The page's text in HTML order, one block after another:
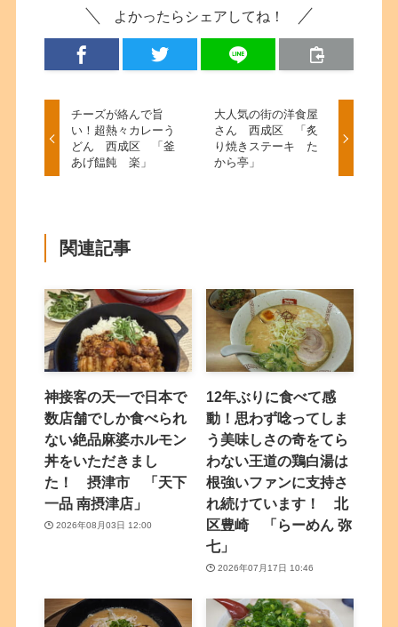
よかったらシェアしてね！
チーズが絡んで旨
い！超熱々カレーう
どん 西成区 「釜
あげ饂飩 楽」
大人気の街の洋食屋
さん 西成区 「炙
り焼きステーキ た
から亭」
関連記事
神接客の天一で日本で
数店舗でしか食べられ
ない絶品麻婆ホルモン
丼をいただきまし
た！ 摂津市 「天下
一品 南摂津店」
2026年08月03日 12:00
12年ぶりに食べて感
動！思わず唸ってしま
う美味しさの奇をてら
わない王道の鶏白湯は
根強いファンに支持さ
れ続けています！ 北
区豊崎 「らーめん 弥
七」
2026年07月17日 10:46